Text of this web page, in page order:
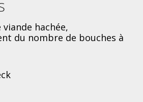
viande hachée,
du nombre de bouches à